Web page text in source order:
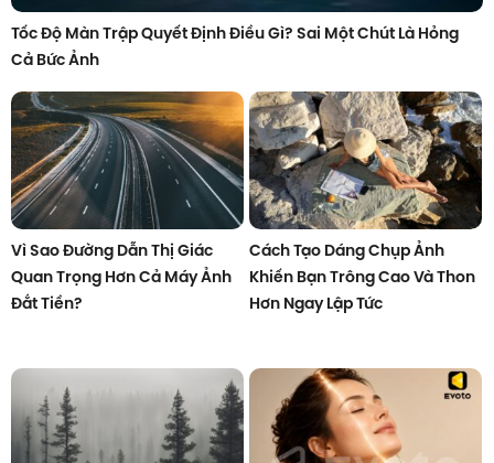
Tốc Độ Màn Trập Quyết Định Điều Gì? Sai Một Chút Là Hỏng
Cả Bức Ảnh
Vì Sao Đường Dẫn Thị Giác
Quan Trọng Hơn Cả Máy Ảnh
Đắt Tiền?
Cách Tạo Dáng Chụp Ảnh
Khiến Bạn Trông Cao Và Thon
Hơn Ngay Lập Tức